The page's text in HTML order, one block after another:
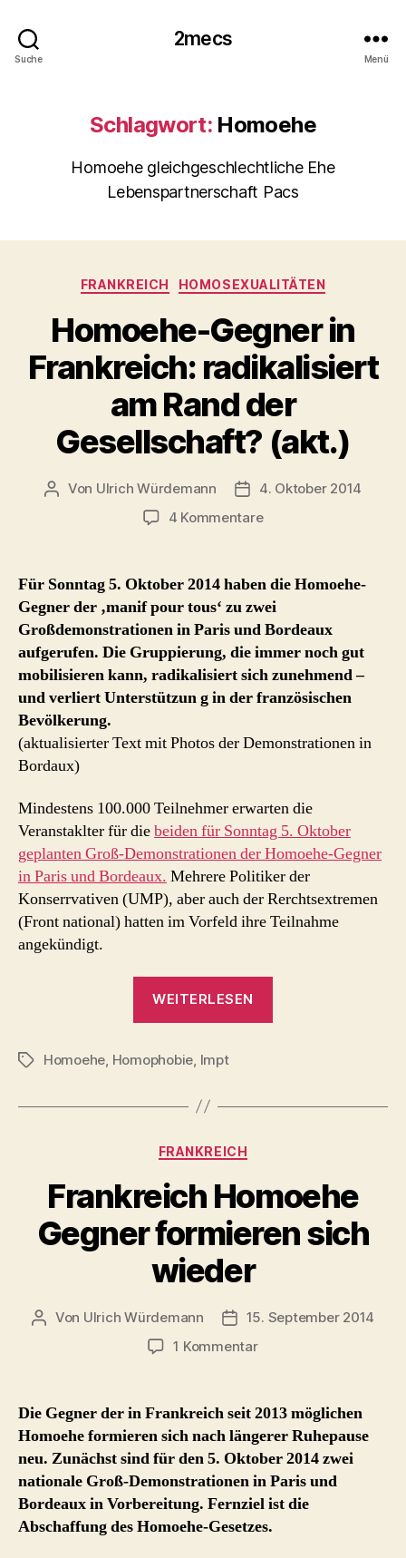
Suche
2mecs
Menü
Schlagwort: Homoehe
Homoehe gleichgeschlechtliche Ehe
Lebenspartnerschaft Pacs
Kategorien
FRANKREICH HOMOSEXUALITÄTEN
Homoehe-Gegner in
Frankreich: radikalisiert
am Rand der
Gesellschaft? (akt.)
Beitragsautor
Von Ulrich Würdemann Beitragsdatum
4. Oktober 2014
4 Kommentarezu
radikalisiert
am
Rand
der
Gesellschaft?
Für Sonntag 5. Oktober 2014 haben die Homoehe-
Gegner der ‚manif pour tous‘ zu zwei
Großdemonstrationen in Paris und Bordeaux
aufgerufen. Die Gruppierung, die immer noch gut
mobilisieren kann, radikalisiert sich zunehmend –
und verliert Unterstützun g in der französischen
Bevölkerung.
(aktualisierter Text mit Photos der Demonstrationen in
Bordaux)
Mindestens 100.000 Teilnehmer erwarten die
Veranstaklter für diebeiden für Sonntag 5. Oktober
geplanten Groß-Demonstrationen der Homoehe-Gegner
in Paris und Bordeaux. Mehrere Politiker der
Konserrvativen (UMP), aber auch der Rerchtsextremen
(Front national) hatten im Vorfeld ihre Teilnahme
angekündigt.
WEITERLESEN
am
Gesellschaft?
(akt.)“
Schlagwörter
Homoehe Homophobie lmpt
Kategorien
FRANKREICH
Frankreich Homoehe
Gegner formieren sich
wieder
Beitragsautor
Von Ulrich Würdemann Beitragsdatum
15. September 2014
1 Kommentarzu
Gegner
formieren
sich
wieder
Die Gegner der in Frankreich seit 2013 möglichen
Homoehe formieren sich nach längerer Ruhepause
neu. Zunächst sind für den 5. Oktober 2014 zwei
nationale Groß-Demonstrationen in Paris und
Bordeaux in Vorbereitung. Fernziel ist die
Abschaffung des Homoehe-Gesetzes.